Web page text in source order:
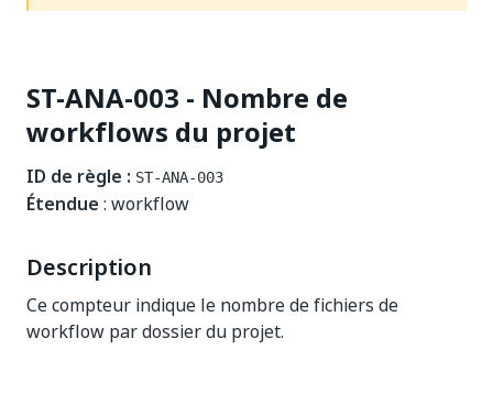
ST-ANA-003 - Nombre de
workflows du projet
ID de règle : ST-ANA-003
Étendue : workflow
Description
Ce compteur indique le nombre de fichiers de
workflow par dossier du projet.